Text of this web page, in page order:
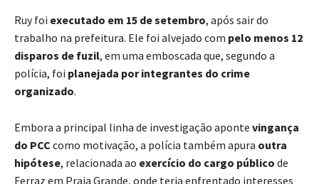
Ruy foi executado em 15 de setembro, após sair do
trabalho na prefeitura. Ele foi alvejado com pelo menos 12
disparos de fuzil, em uma emboscada que, segundo a
polícia, foi planejada por integrantes do crime
organizado.
Embora a principal linha de investigação aponte vingança
do PCC como motivação, a polícia também apura outra
hipótese, relacionada ao exercício do cargo público de
Ferraz em Praia Grande, onde teria enfrentado interesses